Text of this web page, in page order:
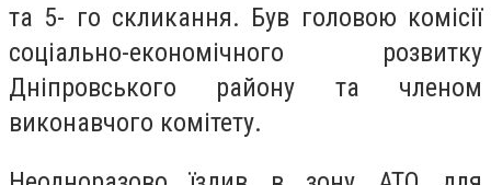
та 5- го скликання. Був головою комісії
соціально-економічного розвитку
Дніпровського району та членом
виконавчого комітету.